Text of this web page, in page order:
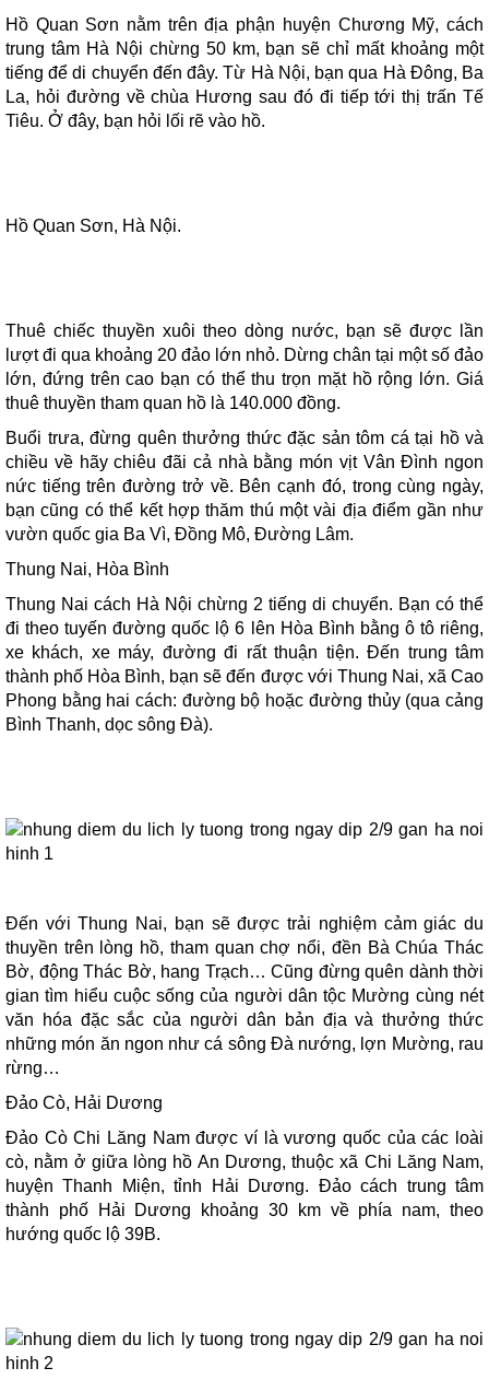
Hồ Quan Sơn nằm trên địa phận huyện Chương Mỹ, cách
trung tâm Hà Nội chừng 50 km, bạn sẽ chỉ mất khoảng một
tiếng để di chuyển đến đây. Từ Hà Nội, bạn qua Hà Đông, Ba
La, hỏi đường về chùa Hương sau đó đi tiếp tới thị trấn Tế
Tiêu. Ở đây, bạn hỏi lối rẽ vào hồ.
Hồ Quan Sơn, Hà Nội.
Thuê chiếc thuyền xuôi theo dòng nước, bạn sẽ được lần
lượt đi qua khoảng 20 đảo lớn nhỏ. Dừng chân tại một số đảo
lớn, đứng trên cao bạn có thể thu trọn mặt hồ rộng lớn. Giá
thuê thuyền tham quan hồ là 140.000 đồng.
Buổi trưa, đừng quên thưởng thức đặc sản tôm cá tại hồ và
chiều về hãy chiêu đãi cả nhà bằng món vịt Vân Đình ngon
nức tiếng trên đường trở về. Bên cạnh đó, trong cùng ngày,
bạn cũng có thể kết hợp thăm thú một vài địa điểm gần như
vườn quốc gia Ba Vì, Đồng Mô, Đường Lâm.
Thung Nai, Hòa Bình
Thung Nai cách Hà Nội chừng 2 tiếng di chuyển. Bạn có thể
đi theo tuyến đường quốc lộ 6 lên Hòa Bình bằng ô tô riêng,
xe khách, xe máy, đường đi rất thuận tiện. Đến trung tâm
thành phố Hòa Bình, bạn sẽ đến được với Thung Nai, xã Cao
Phong bằng hai cách: đường bộ hoặc đường thủy (qua cảng
Bình Thanh, dọc sông Đà).
Đến với Thung Nai, bạn sẽ được trải nghiệm cảm giác du
thuyền trên lòng hồ, tham quan chợ nổi, đền Bà Chúa Thác
Bờ, động Thác Bờ, hang Trạch… Cũng đừng quên dành thời
gian tìm hiểu cuộc sống của người dân tộc Mường cùng nét
văn hóa đặc sắc của người dân bản địa và thưởng thức
những món ăn ngon như cá sông Đà nướng, lợn Mường, rau
rừng…
Đảo Cò, Hải Dương
Đảo Cò Chi Lăng Nam được ví là vương quốc của các loài
cò, nằm ở giữa lòng hồ An Dương, thuộc xã Chi Lăng Nam,
huyện Thanh Miện, tỉnh Hải Dương. Đảo cách trung tâm
thành phố Hải Dương khoảng 30 km về phía nam, theo
hướng quốc lộ 39B.